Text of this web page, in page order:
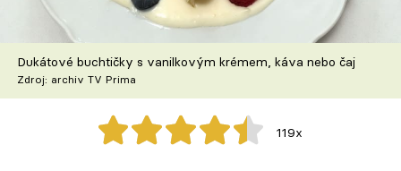
Recepty z TV
Speciál: Cuketa
Těhotnej kuchař
Dukátové buchtičky s vanilkovým krémem, káva nebo čaj
Zdroj: archiv TV Prima
119x